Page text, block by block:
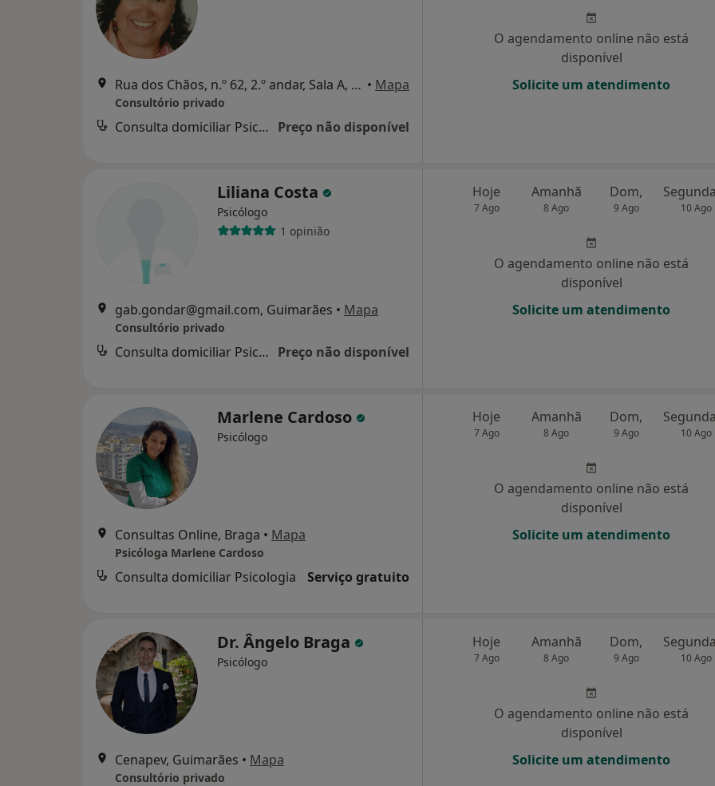
Rua dos Chãos, n.º 62, 2.º andar, Sala A, Braga • Mapa
Consultório privado
Consulta domiciliar Psicologia Preço não disponível
O agendamento online não está
disponível
Solicite um atendimento
Liliana Costa
Psicólogo
1 opinião
gab.gondar@gmail.com, Guimarães • Mapa
Consultório privado
Consulta domiciliar Psicologia Preço não disponível
Hoje
7 Ago
Amanhã
8 Ago
Dom,
9 Ago 10 Ago
O agendamento online não está
disponível
Solicite um atendimento
Marlene Cardoso
Psicólogo
Consultas Online, Braga • Mapa
Psicóloga Marlene Cardoso
Consulta domiciliar Psicologia Serviço gratuito
Hoje
7 Ago
Amanhã
8 Ago
Dom,
9 Ago 10 Ago
O agendamento online não está
disponível
Solicite um atendimento
Dr. Ângelo Braga
Psicólogo
Cenapev, Guimarães • Mapa
Consultório privado
Hoje
7 Ago
Amanhã
8 Ago
Dom,
9 Ago 10 Ago
O agendamento online não está
disponível
Solicite um atendimento